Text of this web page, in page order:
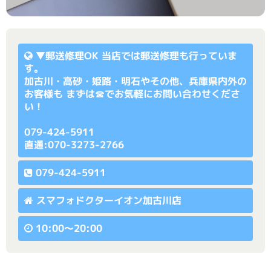
▼郵送修理OK 当店では郵送修理も行っていま
す。
加古川・高砂・姫路・明石やその他、兵庫県内外の
お客様も まずは☎でお気軽にお問い合わせくださ
い！
079-424-5911
直通:070-3273-2766
079-424-5911
スマフォドクターイオン加古川店
10:00〜20:00